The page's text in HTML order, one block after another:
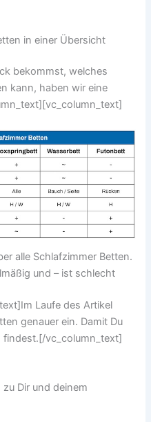
in einer Übersicht
bekommst, welches
kann, haben wir eine
alle Schlafzimmer Betten.
und – ist schlecht
Laufe des Artikel
genauer ein. Damit Du
findest.[/vc_column_text]
Dir und deinem